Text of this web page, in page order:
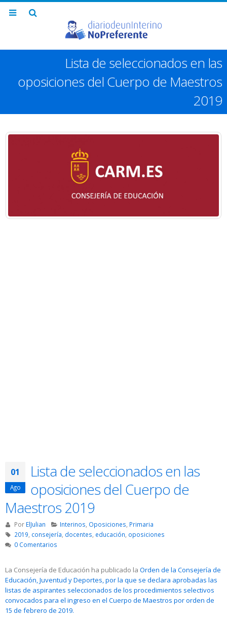
Lista de seleccionados en las
oposiciones del Cuerpo de Maestros
2019
01
Ago
Lista de seleccionados en las
oposiciones del Cuerpo de
Maestros 2019
Por ElJulian Interinos Oposiciones Primaria
2019 consejería docentes educación oposiciones
0 Comentarios
La Consejería de Educación ha publicado la Orden de la Consejería de
Educación, Juventud y Deportes, por la que se declara aprobadas las
listas de aspirantes seleccionados de los procedimientos selectivos
convocados para el ingreso en el Cuerpo de Maestros por orden de
15 de febrero de 2019.